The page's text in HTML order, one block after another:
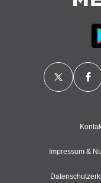
Impressum &